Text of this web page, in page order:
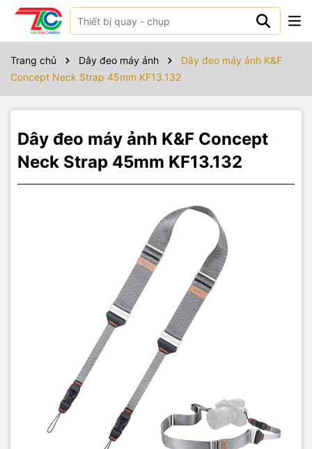
Trang chủ Dây đeo máy ảnh
Dây đeo máy ảnh K&F
Concept Neck Strap 45mm KF13.132
Dây đeo máy ảnh K&F Concept
Neck Strap 45mm KF13.132
Sản phẩm bao gồm
Dây đeo máy ảnh Neck Strap 45mm KF13.132 x 1